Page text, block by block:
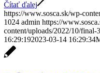
Čítať ďalej
https://www.sosca.sk/wp-
1024 admin https://
content/uploads/2022/10/final-
16:29:192023-03-14 16:29:34